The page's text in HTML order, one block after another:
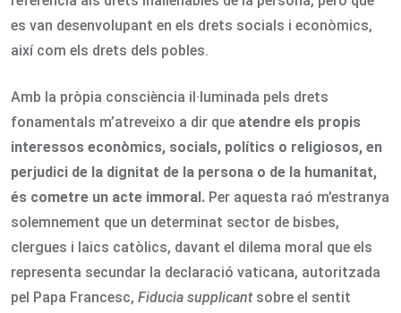
es van desenvolupant en els drets socials i econòmics,
així com els drets dels pobles.
Amb la pròpia consciència il·luminada pels drets
fonamentals m’atreveixo a dir que atendre els propis
interessos econòmics, socials, polítics o religiosos, en
perjudici de la dignitat de la persona o de la humanitat,
és cometre un acte immoral. Per aquesta raó m’estranya
solemnement que un determinat sector de bisbes,
clergues i laics catòlics, davant el dilema moral que els
representa secundar la declaració vaticana, autoritzada
pel Papa Francesc, Fiducia supplicantsobre el sentit